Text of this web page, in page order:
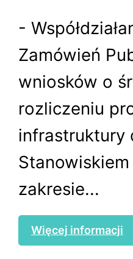
-
Zamówień
wniosków o
rozliczeniu
infrastruktury
zakresie...
Więcej informacji